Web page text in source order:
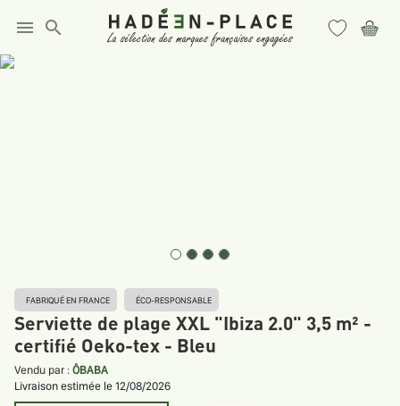
menu search
FABRIQUÉ EN FRANCE ÉCO-RESPONSABLE
Serviette de plage XXL "Ibiza 2.0" 3,5 m² -
certifié Oeko-tex - Bleu
Vendu par : ÔBABA
Livraison estimée le 12/08/2026